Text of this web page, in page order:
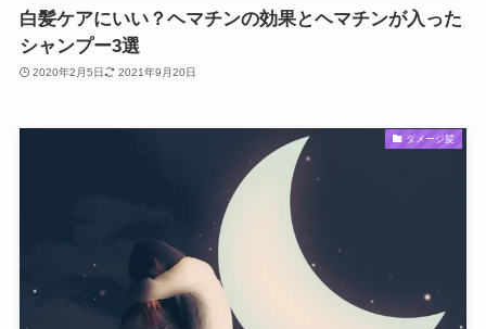
白髪ケアにいい？ヘマチンの効果とヘマチンが入った
シャンプー3選
2020年2月5日 2021年9月20日
ダメージ髪